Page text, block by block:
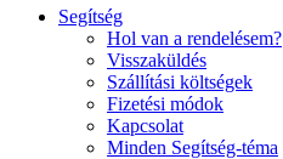
Segítség
Hol van a rendelésem?
Visszaküldés
Szállítási költségek
Fizetési módok
Kapcsolat
Minden Segítség-téma